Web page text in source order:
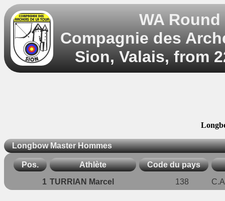
WA Round
Compagnie des
Sion, Valais, from
Longbow Master Hommes
Pos. Athlète Code du pays
1 TURRIAN Marcel 138